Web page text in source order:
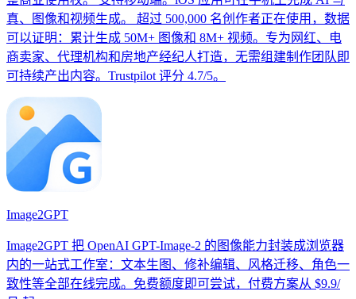
真、图像和视频生成。 超过 500,000 名创作者正在使用，数据
可以证明：累计生成 50M+ 图像和 8M+ 视频。专为网红、电
商卖家、代理机构和房地产经纪人打造，无需组建制作团队即
可持续产出内容。Trustpilot 评分 4.7/5。
Image2GPT
Image2GPT 把 OpenAI GPT-Image-2 的图像能力封装成浏览器
内的一站式工作室：文本生图、修补编辑、风格迁移、角色一
致性等全部在线完成。免费额度即可尝试，付费方案从 $9.9/